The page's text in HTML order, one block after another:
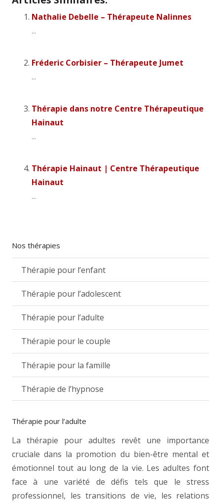
Nathalie Debelle – Thérapeute Nalinnes
...
Fréderic Corbisier – Thérapeute Jumet
...
Thérapie dans notre Centre Thérapeutique
Hainaut
...
Thérapie Hainaut | Centre Thérapeutique
Hainaut
...
Nos thérapies
Thérapie pour l’enfant
Thérapie pour l’adolescent
Thérapie pour l’adulte
Thérapie pour le couple
Thérapie pour la famille
Thérapie de l’hypnose
Thérapie pour l’adulte
La thérapie pour adultes revêt une importance
cruciale dans la promotion du bien-être mental et
émotionnel tout au long de la vie. Les adultes font
face à une variété de défis tels que le stress
professionnel, les transitions de vie, les relations